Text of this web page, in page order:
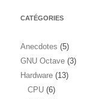
CATÉGORIES
Anecdotes (5)
GNU Octave (3)
Hardware (13)
CPU (6)